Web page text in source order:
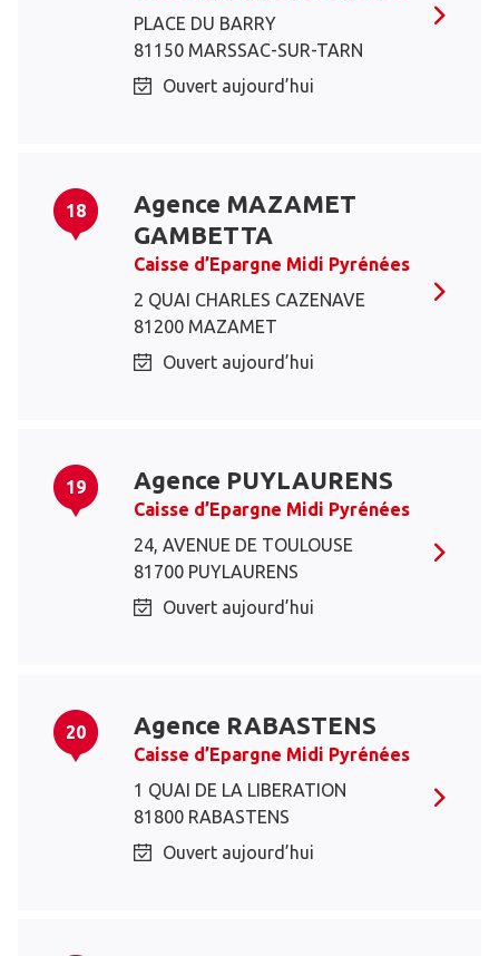
PLACE DU BARRY
81150 MARSSAC-SUR-TARN
Ouvert aujourd’hui
18
Agence MAZAMET
GAMBETTA
Caisse d’Epargne Midi Pyrénées
2 QUAI CHARLES CAZENAVE
81200 MAZAMET
Ouvert aujourd’hui
19 Agence PUYLAURENS
Caisse d’Epargne Midi Pyrénées
24, AVENUE DE TOULOUSE
81700 PUYLAURENS
Ouvert aujourd’hui
20 Agence RABASTENS
Caisse d’Epargne Midi Pyrénées
1 QUAI DE LA LIBERATION
81800 RABASTENS
Ouvert aujourd’hui